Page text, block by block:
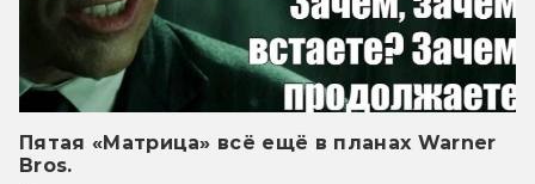
Пятая «Матрица» всё ещё в планах Warner
Bros.